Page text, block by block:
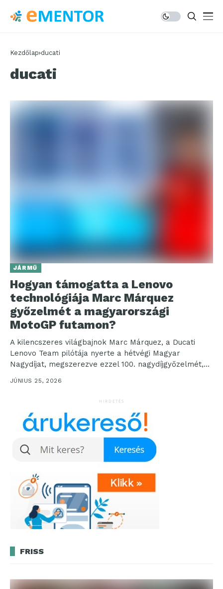
Kezdőlap ducati
ducati
JÁRMŰ
Hogyan támogatta a Lenovo
technológiája Marc Márquez
győzelmét a magyarországi
MotoGP futamon?
A kilencszeres világbajnok Marc Márquez, a Ducati
Lenovo Team pilótája nyerte a hétvégi Magyar
Nagydíjat, megszerezve ezzel 100. nagydíjgyőzelmét,
ami egyben a Ducati...
JÚNIUS 25, 2026
HIRDETÉS
FRISS